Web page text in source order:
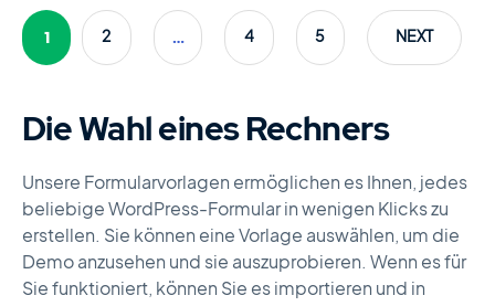
1 2 … 4 5 NEXT
Die Wahl eines Rechners
Unsere Formularvorlagen ermöglichen es Ihnen, jedes
beliebige WordPress-Formular in wenigen Klicks zu
erstellen. Sie können eine Vorlage auswählen, um die
Demo anzusehen und sie auszuprobieren. Wenn es für
Sie funktioniert, können Sie es importieren und in